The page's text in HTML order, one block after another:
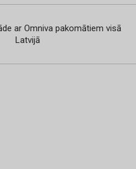
ar Omniva pakomātiem visā
Latvijā